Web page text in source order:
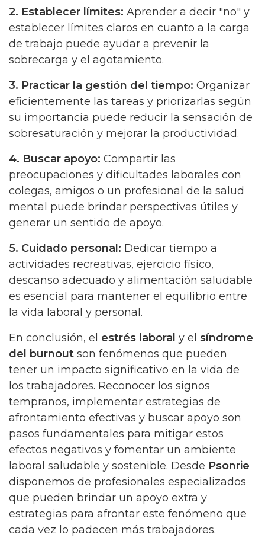
2. Establecer límites: Aprender a decir "no" y
establecer límites claros en cuanto a la carga
de trabajo puede ayudar a prevenir la
sobrecarga y el agotamiento.
3. Practicar la gestión del tiempo: Organizar
eficientemente las tareas y priorizarlas según
su importancia puede reducir la sensación de
sobresaturación y mejorar la productividad.
4. Buscar apoyo: Compartir las
preocupaciones y dificultades laborales con
colegas, amigos o un profesional de la salud
mental puede brindar perspectivas útiles y
generar un sentido de apoyo.
5. Cuidado personal: Dedicar tiempo a
actividades recreativas, ejercicio físico,
descanso adecuado y alimentación saludable
es esencial para mantener el equilibrio entre
la vida laboral y personal.
En conclusión, el estrés laboral y el síndrome
del burnout son fenómenos que pueden
tener un impacto significativo en la vida de
los trabajadores. Reconocer los signos
tempranos, implementar estrategias de
afrontamiento efectivas y buscar apoyo son
pasos fundamentales para mitigar estos
efectos negativos y fomentar un ambiente
laboral saludable y sostenible. Desde Psonrie
disponemos de profesionales especializados
que pueden brindar un apoyo extra y
estrategias para afrontar este fenómeno que
cada vez lo padecen más trabajadores.